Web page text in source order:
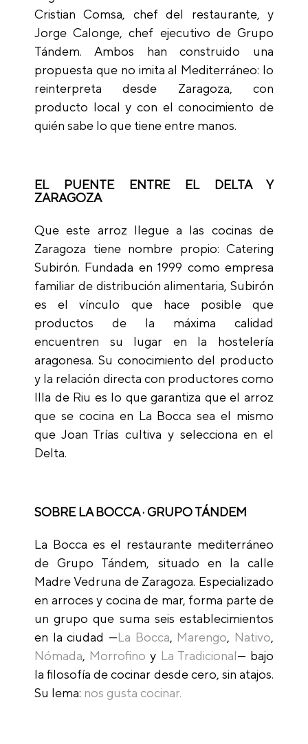
Cristian Comsa, chef del restaurante, y
Jorge Calonge, chef ejecutivo de Grupo
Tándem. Ambos han construido una
propuesta que no imita al Mediterráneo: lo
reinterpreta desde Zaragoza, con
producto local y con el conocimiento de
quién sabe lo que tiene entre manos.
EL PUENTE ENTRE EL DELTA Y
ZARAGOZA
Que este arroz llegue a las cocinas de
Zaragoza tiene nombre propio: Catering
Subirón. Fundada en 1999 como empresa
familiar de distribución alimentaria, Subirón
es el vínculo que hace posible que
productos de la máxima calidad
encuentren su lugar en la hostelería
aragonesa. Su conocimiento del producto
y la relación directa con productores como
Illa de Riu es lo que garantiza que el arroz
que se cocina en La Bocca sea el mismo
que Joan Trías cultiva y selecciona en el
Delta.
SOBRE LA BOCCA · GRUPO TÁNDEM
La Bocca es el restaurante mediterráneo
de Grupo Tándem, situado en la calle
Madre Vedruna de Zaragoza. Especializado
en arroces y cocina de mar, forma parte de
un grupo que suma seis establecimientos
en la ciudad —La Bocca, Marengo, Nativo,
Nómada, Morrofino y La Tradicional— bajo
la filosofía de cocinar desde cero, sin atajos.
Su lema: nos gusta cocinar.